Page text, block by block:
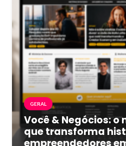
GERAL
Você & Negócios: o
que transforma
empreendedores